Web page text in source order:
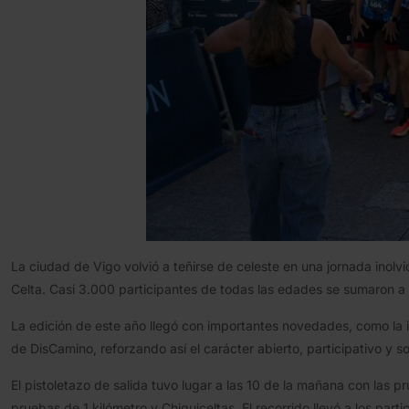
La ciudad de Vigo volvió a teñirse de celeste en una jornada
Celta. Casi 3.000 participantes de todas las edades se sumaron
La edición de este año llegó con importantes novedades, como
de DisCamino, reforzando así el carácter abierto, participativo y
El pistoletazo de salida tuvo lugar a las 10 de la mañana con las